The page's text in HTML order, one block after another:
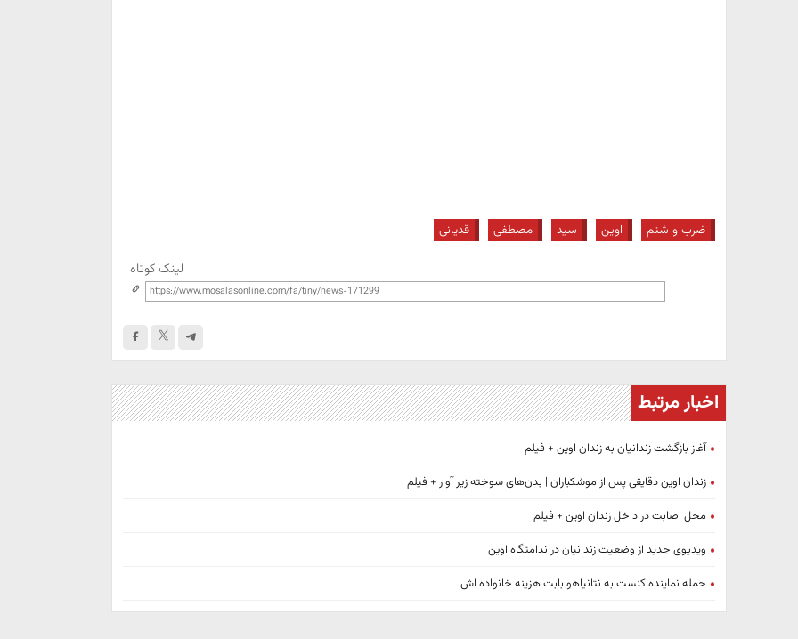
ضرب و شتم اوین سید مصطفی قدیانی
لینک کوتاه
اخبار مرتبط
آغاز بازگشت زندانیان به زندان اوین + فیلم
زندان اوین دقایقی پس از موشکباران | بدن‌های سوخته زیر آوار + فیلم
محل اصابت در داخل زندان اوین + فیلم
ویدیوی جدید از وضعیت زندانیان در ندامتگاه اوین
حمله نماینده کنست به نتانیاهو بابت هزینه خانواده اش